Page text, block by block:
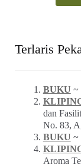
Terlaris
BUKU ~
dan
No. 83,
BUKU ~
Aroma